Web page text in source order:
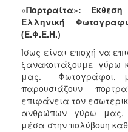
«Πορτραίτα»:
Ελληνική
(Ε.Φ.Ε.Η.)
Ίσως είναι εποχή να
ξανακοιτάξουμε
μας. Φωτογράφοι,
παρουσιάζουν
επιφάνεια τον
ανθρώπων γύρω μας,
μέσα στην πολύβουη